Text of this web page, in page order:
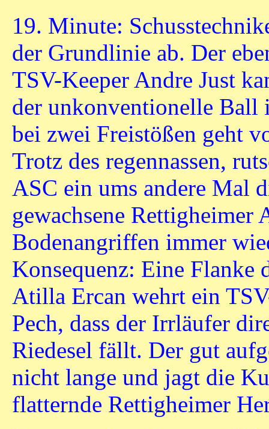
19. Minute:
der Grundlinie ab. Der
TSV-Keeper Andre Just
der unkonventionelle Ball
bei zwei Freistößen geht
Trotz des regennassen,
ASC ein ums andere Mal
gewachsene Rettigheimer
Bodenangriffen immer
Konsequenz: Eine Flanke
Atilla Ercan wehrt ein
Pech, dass der Irrläufer
Riedesel fällt. Der gut
nicht lange und jagt die
flatternde Rettigheimer